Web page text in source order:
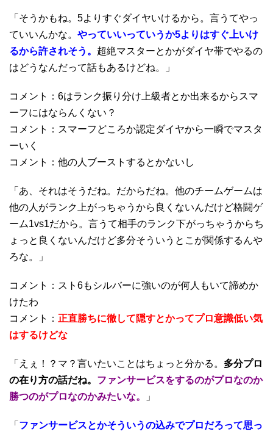
「そうかもね。5よりすぐダイヤいけるから。言うてやっ
ていいんかな。 やっていいっていうか5よりはすぐ上いけ
るから許されそう。 超絶マスターとかがダイヤ帯でやるの
はどうなんだって話もあるけどね。」
コメント：6はランク振り分け上級者とか出来るからスマ
ーフにはならんくない？
コメント：スマーフどころか認定ダイヤから一瞬でマスタ
ーいく
コメント：他の人ブーストするとかないし
「あ、それはそうだね。だからだね。他のチームゲームは
他の人がランク上がっちゃうから良くないんだけど格闘ゲ
ーム1vs1だから。言うて相手のランク下がっちゃうからち
ょっと良くないんだけど多分そういうとこが関係するんや
ろな。」
コメント：スト6もシルバーに強いのが何人もいて諦めか
けたわ
コメント： 正直勝ちに徹して隠すとかってプロ意識低い気
はするけどな
「えぇ！？マ？言いたいことはちょっと分かる。 多分プロ
の在り方の話だね。 ファンサービスをするのがプロなのか
勝つのがプロなのかみたいな。
」
「 ファンサービスとかそういうの込みでプロだろって思っ